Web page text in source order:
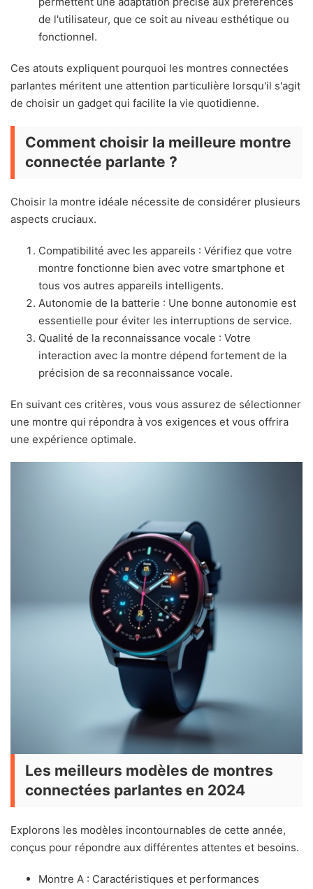
de l'utilisateur, que ce soit au niveau esthétique ou
fonctionnel.
Ces atouts expliquent pourquoi les montres connectées
parlantes méritent une attention particulière lorsqu'il s'agit
de choisir un gadget qui facilite la vie quotidienne.
Comment choisir la meilleure montre
connectée parlante ?
Choisir la montre idéale nécessite de considérer plusieurs
aspects cruciaux.
Compatibilité avec les appareils : Vérifiez que votre
montre fonctionne bien avec votre smartphone et
tous vos autres appareils intelligents.
Autonomie de la batterie : Une bonne autonomie est
essentielle pour éviter les interruptions de service.
Qualité de la reconnaissance vocale : Votre
interaction avec la montre dépend fortement de la
précision de sa reconnaissance vocale.
En suivant ces critères, vous vous assurez de sélectionner
une montre qui répondra à vos exigences et vous offrira
une expérience optimale.
Les meilleurs modèles de montres
connectées parlantes en 2024
Explorons les modèles incontournables de cette année,
conçus pour répondre aux différentes attentes et besoins.
Montre A : Caractéristiques et performances